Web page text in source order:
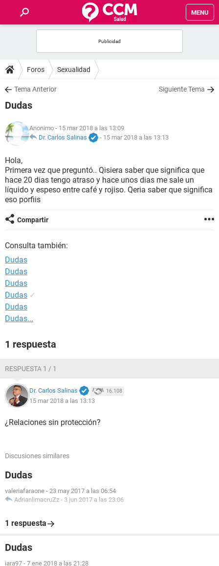
MENU
FOROS
SALUD
NUTRICIÓN
BIENESTAR
SEXUALIDAD
GLOSARIO
Foros Sexualidad
Tema Anterior Siguiente Tema
Dudas
Anonimo - 15 mar 2018 a las 13:09
Dr. Carlos Salinas
- 15 mar 2018 a las 13:13
Hola,
Primera vez que preguntó.. Qisiera saber que significa que
hace 20 dias tengo atraso y hace unos dias me sale un
líquido y espeso entre café y rojiso. Qeria saber que significa
eso porfiis
Compartir
Consulta también:
Dudas
Dudas
Dudas
Dudas ✓
Dudas
Dudas...
1 respuesta
RESPUESTA 1 / 1
Dr. Carlos Salinas 16.108
15 mar 2018 a las 13:13
¿Relaciones sin protección?
Discusiones similares
Dudas
valeriafaraone - 23 may 2017 a las 06:54
AdrianlimacruZz - 3 jun 2017 a las 23:06
1 respuesta
Dudas
iara97 - 7 ene 2018 a las 21:28